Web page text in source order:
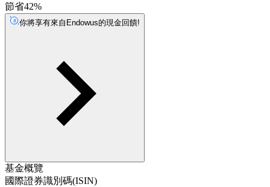
節省42%
你將享有來自Endowus的現金回饋!
基金概覽
國際證券識別碼(ISIN)